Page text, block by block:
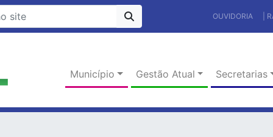
OUVIDORIA |
Município Gestão Atual Secretarias